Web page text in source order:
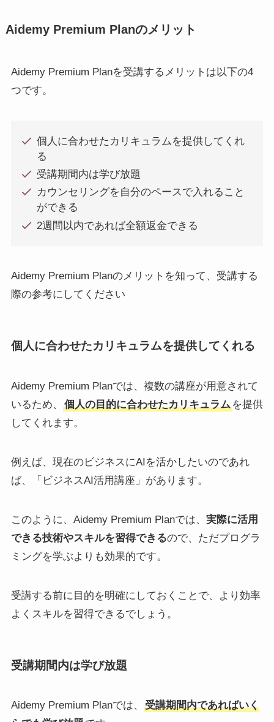
Aidemy Premium Planのメリット
Aidemy Premium Planを受講するメリットは以下の4
つです。
個人に合わせたカリキュラムを提供してくれ
る
受講期間内は学び放題
カウンセリングを自分のペースで入れること
ができる
2週間以内であれば全額返金できる
Aidemy Premium Planのメリットを知って、受講する
際の参考にしてください
個人に合わせたカリキュラムを提供してくれる
Aidemy Premium Planでは、複数の講座が用意されて
いるため、
個人の目的に合わせたカリキュラムを提供
してくれます。
例えば、現在のビジネスにAIを活かしたいのであれ
ば、「ビジネスAI活用講座」があります。
このように、Aidemy Premium Planでは、 実際に活用
できる技術やスキルを習得できるので、ただプログラ
ミングを学ぶよりも効果的です。
受講する前に目的を明確にしておくことで、より効率
よくスキルを習得できるでしょう。
受講期間内は学び放題
Aidemy Premium Planでは、
受講期間内であればいく